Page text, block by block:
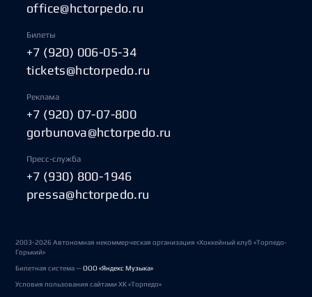
office@hctorpedo.ru
Билеты
+7 (920) 006-05-34
tickets@hctorpedo.ru
Реклама
+7 (920) 07-07-800
gorbunova@hctorpedo.ru
Пресс-служба
+7 (930) 800-1946
pressa@hctorpedo.ru
2003-2026 Автономная некоммерческая организация «Хоккейный клуб «Торпедо-
Горький»
Билетная система —ООО «Яндекс Музыка»
Условия пользования сайтами ХК «Торпедо»